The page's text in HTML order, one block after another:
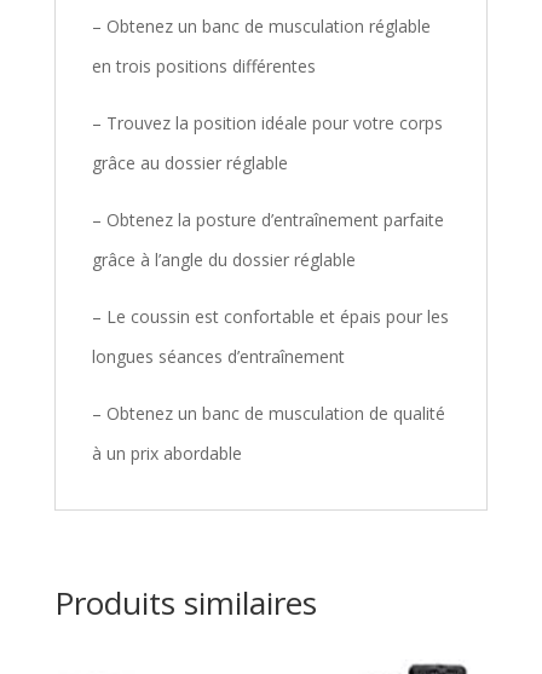
– Obtenez un banc de musculation réglable
en trois positions différentes
– Trouvez la position idéale pour votre corps
grâce au dossier réglable
– Obtenez la posture d’entraînement parfaite
grâce à l’angle du dossier réglable
– Le coussin est confortable et épais pour les
longues séances d’entraînement
– Obtenez un banc de musculation de qualité
à un prix abordable
Produits similaires